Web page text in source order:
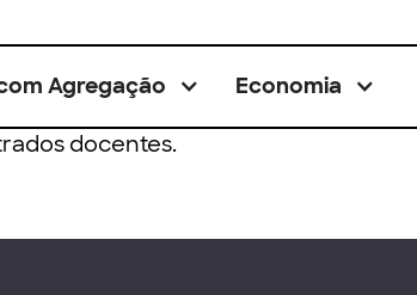
Agregação Economia
docentes.